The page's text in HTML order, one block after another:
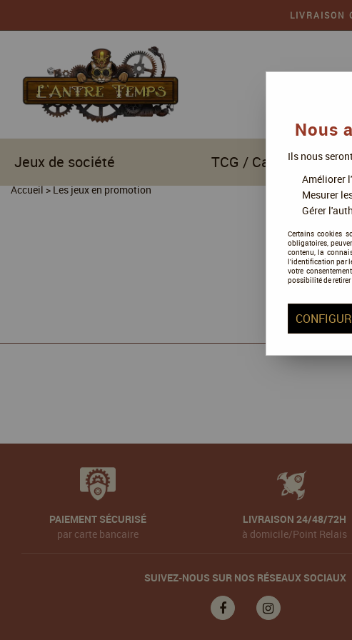
LIVRAISON
Jeux de société TCG / Cartes à
Accueil>Les jeux en promotion
PAIEMENT SÉCURISÉ
par carte bancaire
LIVRAISON 24/48/72H
à domicile/Point Relais
SUIVEZ-NOUS SUR NOS RÉSEAUX SOCIAUX
Nous
Ils nous
Améliorer
Mesurer
Gérer
Certains cookies
obligatoires,
contenu, la
l'identification par
votre
possibilité de